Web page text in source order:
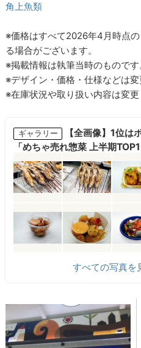
角上魚類
※価格はすべて2026年4月時点
る場合がございます。
※掲載情報は執筆当時のものです
※デザイン・価格・仕様などは変
※在庫状況や取り扱い内容は変
ギャラリー
【全画像】1位は
「めちゃ売れ惣菜 上半期
すべての写真を